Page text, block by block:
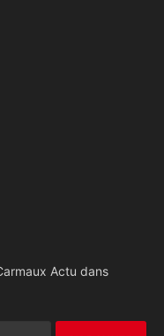
Actu dans